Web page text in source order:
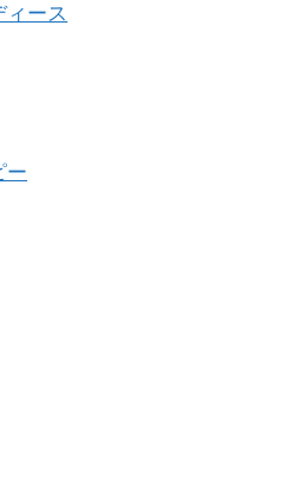
ィース
ー